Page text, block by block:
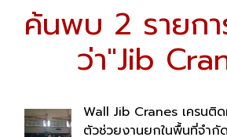
ค้นพบ 2 รายกา
ว่า"Jib
Wall Jib Cranes เครนติ
ตัวช่วยงานยกในพื้นที่จำกัด